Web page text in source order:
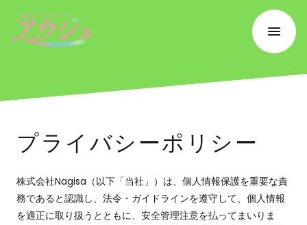
プライバシーポリシー
株式会社Nagisa（以下「当社」）は、個人情報保護を重要な責
務であると認識し、法令・ガイドラインを遵守して、個人情報
を適正に取り扱うとともに、安全管理注意を払ってまいりま